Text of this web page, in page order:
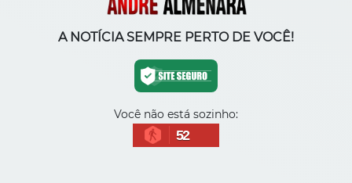
A NOTÍCIA SEMPRE PERTO DE VOCÊ!
Você não está sozinho:
52